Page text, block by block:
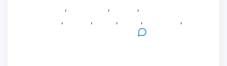
, , ,
, , , ,
,